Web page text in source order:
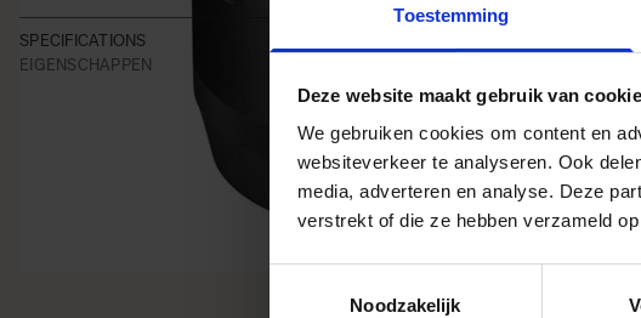
Toestemming
Deze website maakt gebruik van
We gebruiken cookies om content en
websiteverkeer te analyseren. Ook
media, adverteren en analyse. Deze
verstrekt of die ze hebben verzameld
Noodzakelijk
SPECIFICATIONS
EIGENSCHAPPEN